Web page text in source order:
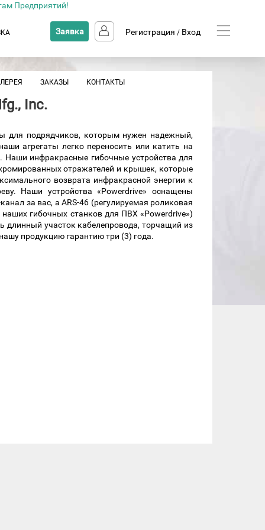
Предприятий!
Заявка Регистрация / Вход
ЗАКАЗЫ КОНТАКТЫ
Inc.
для подрядчиков, которым нужен надежный,
агрегаты легко переносить или катить на
инфракрасные гибочные устройства для
отражателей и крышек, которые
возврата инфракрасной энергии к
Наши устройства «Powerdrive» оснащены
за вас, а ARS-46 (регулируемая роликовая
гибочных станков для ПВХ «Powerdrive»)
длинный участок кабелепровода, торчащий из
продукцию гарантию три (3) года.